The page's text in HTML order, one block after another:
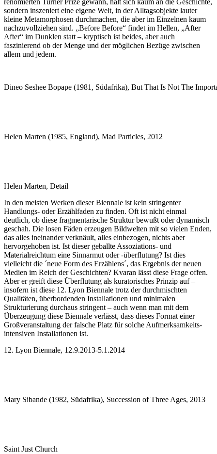
renomierten Turner Prize gewann, hält sich kaum an die Geschichte,
sondern inszeniert eine eigene Welt, in der Alltagsobjekte lauter
kleine Metamorphosen durchmachen, die aber im Einzelnen kaum
nachzuvollziehen sind. „Before Before“ findet im Hellen, „After
After“ im Dunklen statt – kryptisch ist beides, aber auch
faszinierend ob der Menge und der möglichen Bezüge zwischen
allem und jedem.
Dineo Seshee Bopape (1981, Südafrika), But That Is Not The
Helen Marten (1985, England), Mad Particles, 2012
Helen Marten, Detail
In den meisten Werken dieser Biennale ist kein stringenter
Handlungs- oder Erzählfaden zu finden. Oft ist nicht einmal
deutlich, ob diese fragmentarische Struktur bewußt oder dynamisch
geschah. Die losen Fäden erzeugen Bildwelten mit so vielen Enden,
das alles ineinander verknäult, alles einbezogen, nichts aber
hervorgehoben ist. Ist dieser geballte Assoziations- und
Materialreichtum eine Sinnarmut oder -überflutung? Ist dies
vielleicht die ´neue Form des Erzählens´, das Ergebnis der neuen
Medien im Reich der Geschichten? Kvaran lässt diese Frage offen.
Aber er greift diese Überflutung als kuratorisches Prinzip auf –
insofern ist diese 12. Lyon Biennale trotz der durchmischten
Qualitäten, überbordenden Installationen und minimalen
Strukturierung durchaus stringent – auch wenn man mit dem
Überzeugung diese Biennale verlässt, dass dieses Format einer
Großveranstaltung der falsche Platz für solche Aufmerksamkeits-
intensiven Installationen ist.
12. Lyon Biennale, 12.9.2013-5.1.2014
Mary Sibande (1982, Südafrika), Succession of Three Ages, 2013
Saint Just Church